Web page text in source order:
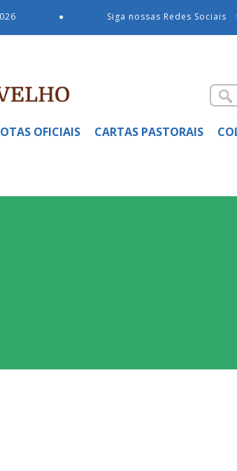
● Siga nossas Redes Sociais
OFICIAIS CARTAS PASTORAIS